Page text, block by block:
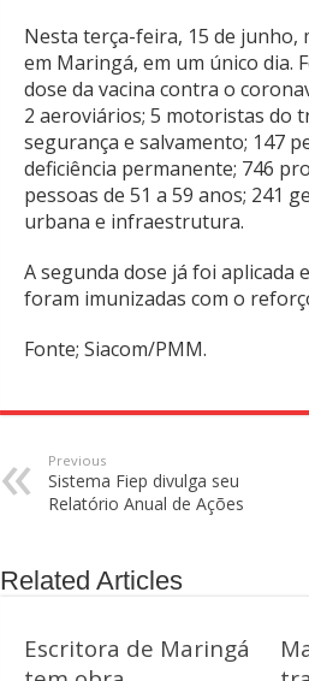
Nesta terça-feira, 15 de junho,
em Maringá, em um único dia.
dose da vacina contra o
2 aeroviários; 5 motoristas do
segurança e salvamento; 147
deficiência permanente; 746
pessoas de 51 a 59 anos; 241
urbana e infraestrutura.
A segunda dose já foi aplicada
foram imunizadas com o
Fonte; Siacom/PMM.
Previous
Sistema Fiep divulga seu
Relatório Anual de Ações
Related Articles
Escritora de Maringá